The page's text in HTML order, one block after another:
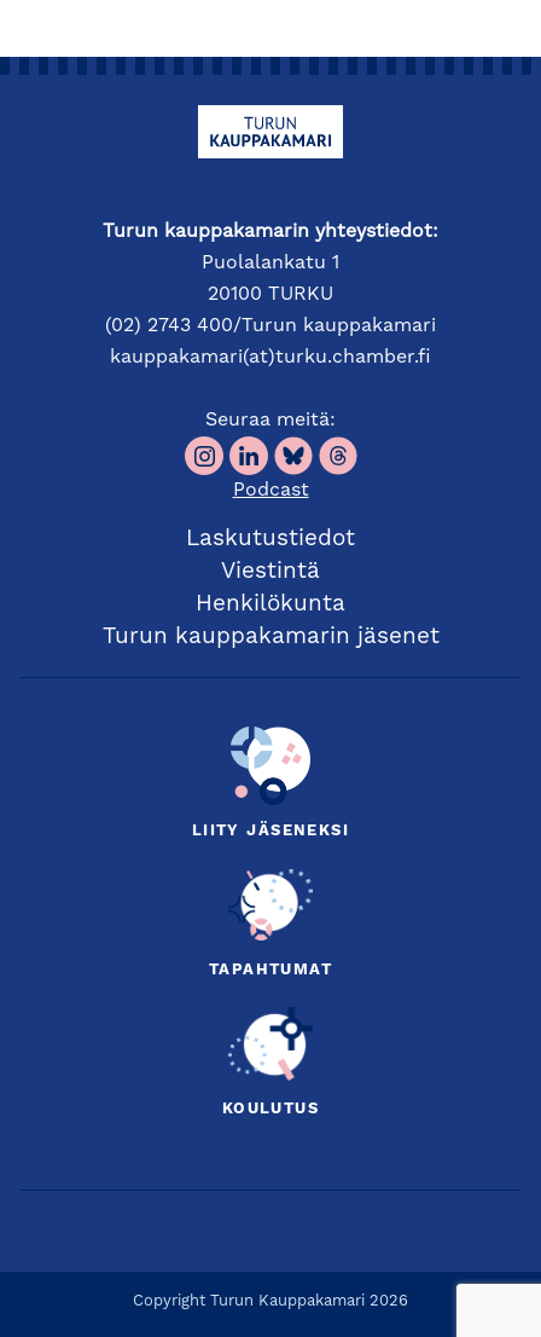
Turun kauppakamarin yhteystiedot:
Puolalankatu 1
20100 TURKU
(02) 2743 400/Turun kauppakamari
kauppakamari(at)turku.chamber.fi
Seuraa meitä:
Podcast
Laskutustiedot
Viestintä
Henkilökunta
Turun kauppakamarin jäsenet
LIITY JÄSENEKSI
TAPAHTUMAT
KOULUTUS
Copyright Turun Kauppakamari 2026